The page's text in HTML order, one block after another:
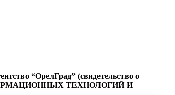
“ОрелГрад” (свидетельство о
ТЕХНОЛОГИЙ И